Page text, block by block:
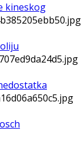
kineskog